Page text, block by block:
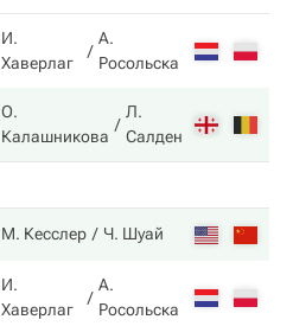
И.
Хаверлаг
А.
Росольска
О.
Калашникова
Л.
Салден
М. Кесслер Ч. Шуай
И.
Хаверлаг
А.
Росольска